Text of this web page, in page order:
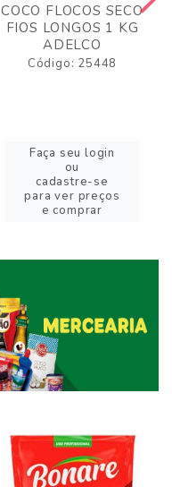
COCO FLOCOS SECO
FIOS LONGOS 1 KG
ADELCO
Código: 25448
Faça seu login
ou
cadastre-se
para ver preços
e comprar